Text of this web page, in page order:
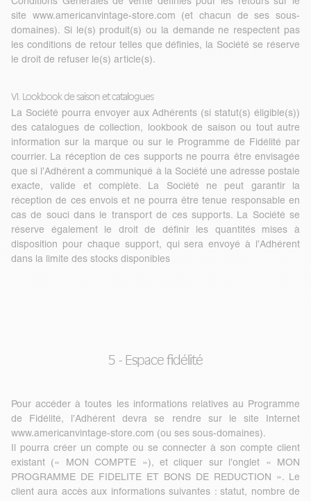
site www.americanvintage-store.com (et chacun de ses sous-
domaines). Si le(s) produit(s) ou la demande ne respectent pas
les conditions de retour telles que définies, la Société se réserve
le droit de refuser le(s) article(s).
VI. Lookbook de saison et catalogues
La Société pourra envoyer aux Adhérents (si statut(s) éligible(s))
des catalogues de collection, lookbook de saison ou tout autre
information sur la marque ou sur le Programme de Fidélité par
courrier. La réception de ces supports ne pourra être envisagée
que si l’Adhérent a communiqué à la Société une adresse postale
exacte, valide et complète. La Société ne peut garantir la
réception de ces envois et ne pourra être tenue responsable en
cas de souci dans le transport de ces supports. La Société se
réserve également le droit de définir les quantités mises à
disposition pour chaque support, qui sera envoyé à l’Adhérent
dans la limite des stocks disponibles
5 - Espace fidélité
Pour accéder à toutes les informations relatives au Programme
de Fidélité, l’Adhérent devra se rendre sur le site Internet
www.americanvintage-store.com (ou ses sous-domaines).
Il pourra créer un compte ou se connecter à son compte client
existant (« MON COMPTE »), et cliquer sur l’onglet « MON
PROGRAMME DE FIDELITE ET BONS DE REDUCTION ». Le
client aura accès aux informations suivantes : statut, nombre de